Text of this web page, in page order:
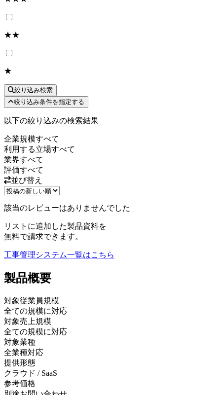
★★
★
絞り込み検索
絞り込み条件を指定する
以下の絞り込みの検索結果
企業規模すべて
利用する立場すべて
業界すべて
評価すべて
並び替え
該当のレビューはありませんでした
リストに追加した製品資料を
無料で請求できます。
工事管理システム一覧はこちら
製品概要
対象従業員規模
全ての規模に対応
対象売上規模
全ての規模に対応
対象業種
全業種対応
提供形態
クラウド / SaaS
参考価格